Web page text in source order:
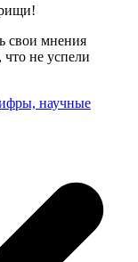
свои мнения
что не успели
научные